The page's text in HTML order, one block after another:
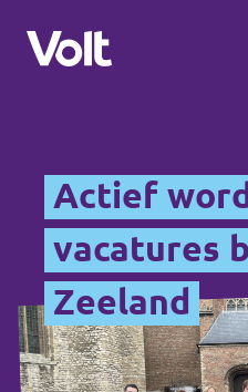
Volt Nederland
Regio's
Standpunten
Mensen
Actief
vacatures
Zeeland